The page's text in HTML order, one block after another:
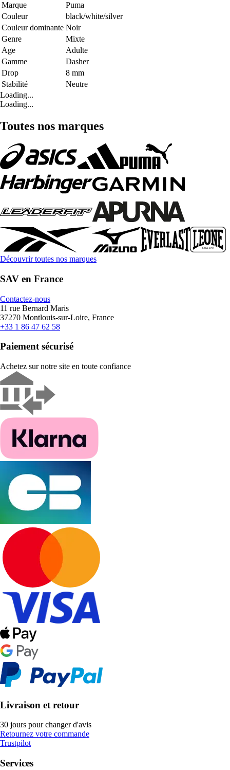
Marque
Puma
Couleur
black/white/silver
Couleur dominante Noir
Genre
Mixte
Age
Adulte
Gamme
Dasher
Drop
8 mm
Stabilité
Neutre
Loading...
Loading...
Toutes nos marques
Découvrir toutes nos marques
SAV en France
Contactez-nous
11 rue Bernard Maris
37270 Montlouis-sur-Loire, France
+33 1 86 47 62 58
Paiement sécurisé
Achetez sur notre site en toute confiance
Livraison et retour
30 jours pour changer d'avis
Retournez votre commande
Trustpilot
Services